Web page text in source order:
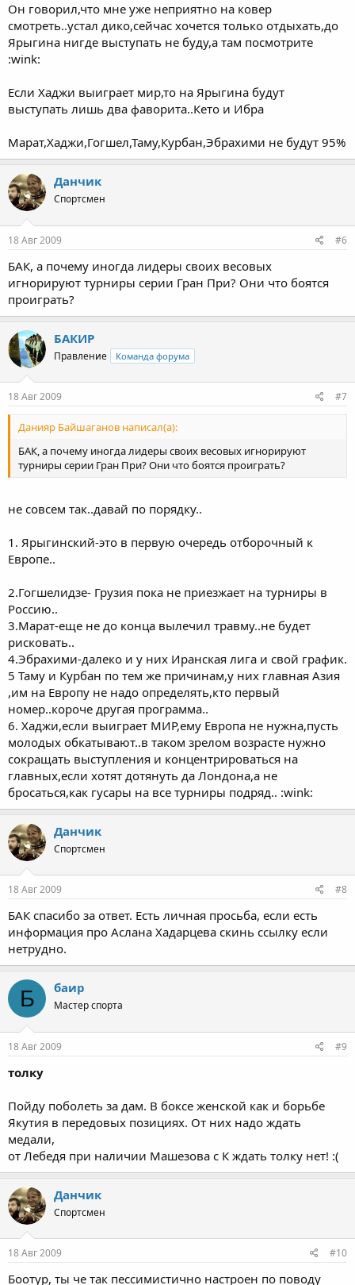
Он говорил,что мне уже неприятно на ковер
смотреть..устал дико,сейчас хочется только отдыхать,до
Ярыгина нигде выступать не буду,а там посмотрите
:wink:
Если Хаджи выиграет мир,то на Ярыгина будут
выступать лишь два фаворита..Кето и Ибра
Марат,Хаджи,Гогшел,Таму,Курбан,Эбрахими не будут 95%
Данчик
Спортсмен
18 Авг 2009 #6
БАК, а почему иногда лидеры своих весовых
игнорируют турниры серии Гран При? Они что боятся
проиграть?
БАКИР
Правление Команда форума
18 Авг 2009 #7
Данияр Байшаганов написал(а):
БАК, а почему иногда лидеры своих весовых игнорируют
турниры серии Гран При? Они что боятся проиграть?
не совсем так..давай по порядку..
1. Ярыгинский-это в первую очередь отборочный к
Европе..
2.Гогшелидзе- Грузия пока не приезжает на турниры в
Россию..
3.Марат-еще не до конца вылечил травму..не будет
рисковать..
4.Эбрахими-далеко и у них Иранская лига и свой график.
5 Таму и Курбан по тем же причинам,у них главная Азия
,им на Европу не надо определять,кто первый
номер..короче другая программа..
6. Хаджи,если выиграет МИР,ему Европа не нужна,пусть
молодых обкатывают..в таком зрелом возрасте нужно
сокращать выступления и концентрироваться на
главных,если хотят дотянуть да Лондона,а не
бросаться,как гусары на все турниры подряд.. :wink:
Данчик
Спортсмен
18 Авг 2009 #8
БАК спасибо за ответ. Есть личная просьба, если есть
информация про Аслана Хадарцева скинь ссылку если
нетрудно.
Б баир
Мастер спорта
18 Авг 2009 #9
толку
Пойду поболеть за дам. В боксе женской как и борьбе
Якутия в передовых позициях. От них надо ждать
медали,
от Лебедя при наличии Машезова с К ждать толку нет! :(
Данчик
Спортсмен
18 Авг 2009 #10
Боотур, ты че так пессимистично настроен по поводу